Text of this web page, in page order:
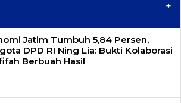
+
Jatim Tumbuh 5,84 Persen,
DPD RI Ning Lia: Bukti Kolaborasi
Berbuah Hasil